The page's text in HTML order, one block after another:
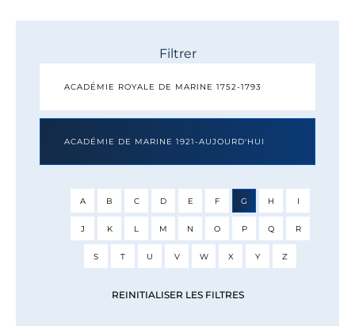
Filtrer
ACADÉMIE ROYALE DE MARINE 1752-1793
ACADÉMIE DE MARINE 1921-AUJOURD'HUI
A B C D E F G H I
J K L M N O P Q R
S T U V W X Y Z
REINITIALISER LES FILTRES